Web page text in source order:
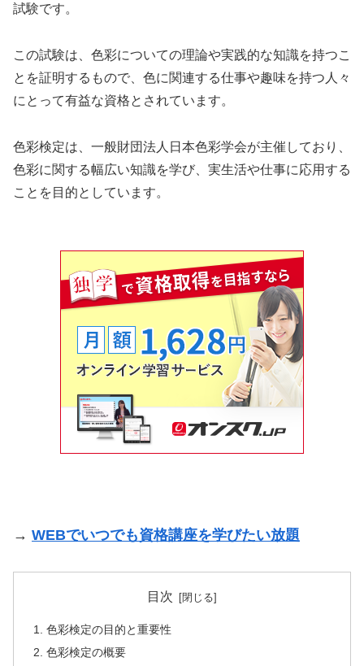
試験です。
この試験は、色彩についての理論や実践的な知識を持つこ
とを証明するもので、色に関連する仕事や趣味を持つ人々
にとって有益な資格とされています。
色彩検定は、一般財団法人日本色彩学会が主催しており、
色彩に関する幅広い知識を学び、実生活や仕事に応用する
ことを目的としています。
→ WEBでいつでも資格講座を学びたい放題
目次
色彩検定の目的と重要性
色彩検定の概要